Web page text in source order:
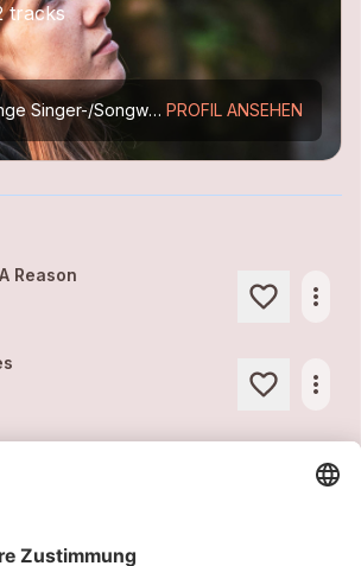
tracks
Ich bin eine junge Singer-/Songwriterin aus der Zentralschweiz. Musik hat mich schon mein ganzes Leben lang begleitet und seit vielen Jahren ist auch das Songwriting eine grosse Leidenschaft von... PROFIL ANSEHEN
Reason
more_horiz
more_horiz
more_horiz